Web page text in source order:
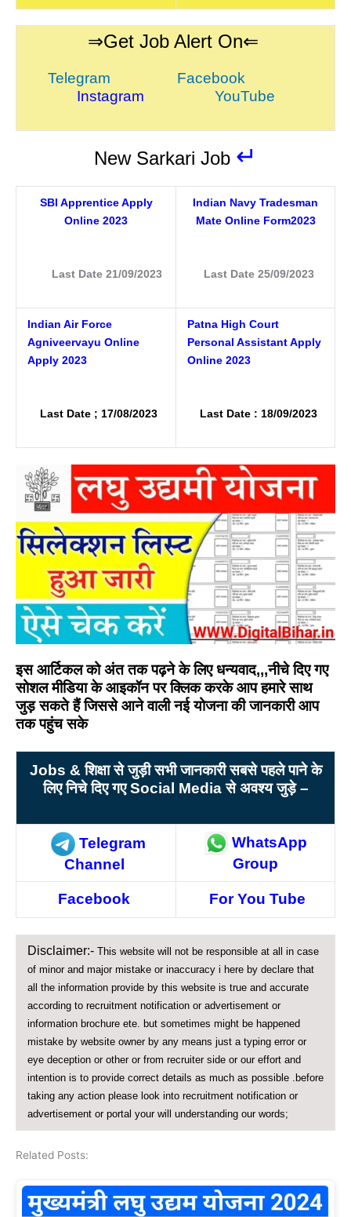
⇒Get Job Alert On⇐
Telegram
Facebook
Instagram
YouTube
New Sarkari Job ↵
SBI Apprentice Apply
Online 2023
Last Date 21/09/2023
Indian Navy Tradesman
Mate Online Form2023
Last Date 25/09/2023
Indian Air Force
Agniveervayu Online
Apply 2023
Last Date ; 17/08/2023
Patna High Court
Personal Assistant Apply
Online 2023
Last Date : 18/09/2023
इस आर्टिकल को अंत तक पढ़ने के लिए धन्यवाद,,,नीचे दिए गए
सोशल मीडिया के आइकॉन पर क्लिक करके आप हमारे साथ
जुड़ सकते हैं जिससे आने वाली नई योजना की जानकारी आप
तक पहुंच सके
Jobs & शिक्षा से जुड़ी सभी जानकारी सबसे पहले पाने के
लिए निचे दिए गए Social Media से अवश्य जुड़े –
Telegram
Channel
WhatsApp
Group
Facebook For You Tube
Disclaimer:-This website will not be responsible at all in case
of minor and major mistake or inaccuracy i here by declare that
all the information provide by this website is true and accurate
according to recruitment notification or advertisement or
information brochure ete. but sometimes might be happened
mistake by website owner by any means just a typing error or
eye deception or other or from recruiter side or our effort and
intention is to provide correct details as much as possible .before
taking any action please look into recruitment notification or
advertisement or portal your will understanding our words;
Related Posts: